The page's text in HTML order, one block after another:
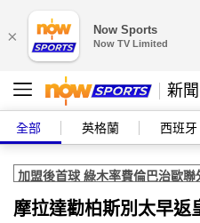
× Now Sports
Now TV Limited
新聞
全部 英格蘭 西班牙
摩拉達勸柏斯別太早返